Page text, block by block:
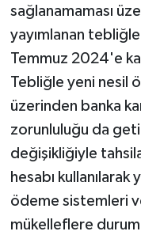
sağlanamaması
yayımlanan
Temmuz 2024'e
Tebliğle yeni nesil
üzerinden banka
zorunluluğu da
değişikliğiyle
hesabı kullanılarak
ödeme sistemleri
mükelleflere